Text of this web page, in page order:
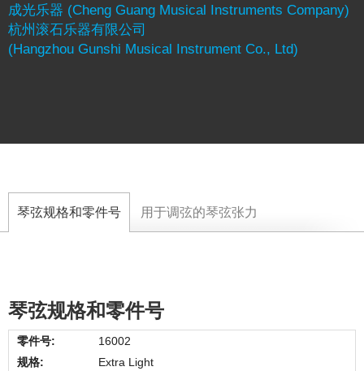
成光乐器 (Cheng Guang Musical Instruments Company)
杭州滚石乐器有限公司
(Hangzhou Gunshi Musical Instrument Co., Ltd)
琴弦规格和零件号 用于调弦的琴弦张力
琴弦规格和零件号
16002
Extra Light